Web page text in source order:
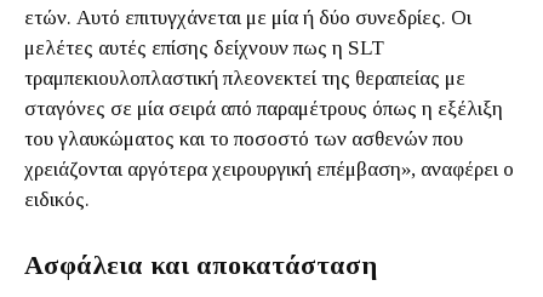
ετών. Αυτό επιτυγχάνεται με μία ή δύο συνεδρίες. Οι
μελέτες αυτές επίσης δείχνουν πως η SLT
τραμπεκιουλοπλαστική πλεονεκτεί της θεραπείας με
σταγόνες σε μία σειρά από παραμέτρους όπως η εξέλιξη
του γλαυκώματος και το ποσοστό των ασθενών που
χρειάζονται αργότερα χειρουργική επέμβαση», αναφέρει ο
ειδικός.
Ασφάλεια και αποκατάσταση